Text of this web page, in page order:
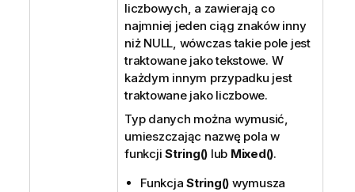
liczbowych, a zawierają co
najmniej jeden ciąg znaków inny
niż NULL, wówczas takie pole jest
traktowane jako tekstowe. W
każdym innym przypadku jest
traktowane jako liczbowe.
Typ danych można wymusić,
umieszczając nazwę pola w
funkcji String() lub Mixed().
Funkcja String() wymusza